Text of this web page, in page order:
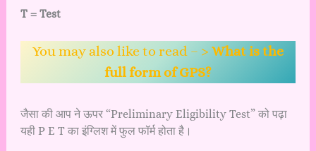
T = Test
You may also like to read – > What is the
full form of GPS?
जैसा की आप ने ऊपर “Preliminary Eligibility Test” को पढ़ा
यही P E T का इंग्लिश में फुल फॉर्म होता है।